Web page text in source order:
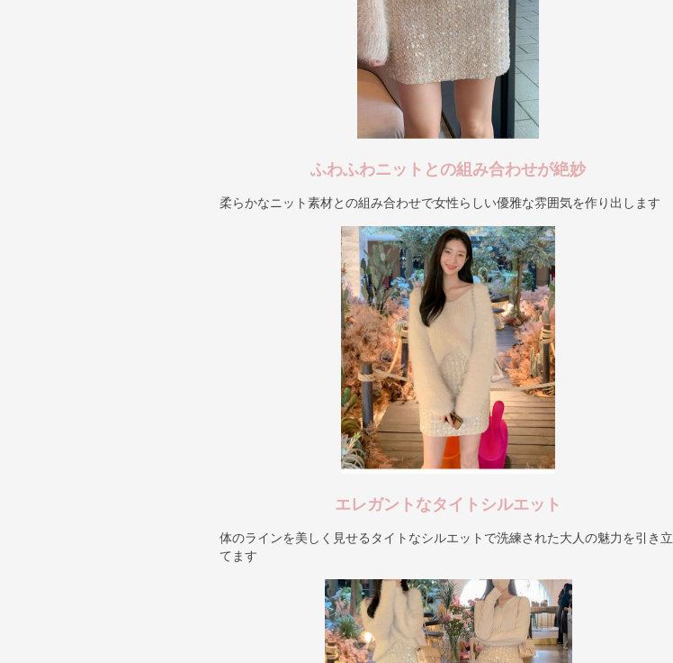
ふわふわニットとの組み合わせが絶妙
柔らかなニット素材との組み合わせで女性らしい優雅な雰囲気を作り出します
エレガントなタイトシルエット
体のラインを美しく見せるタイトなシルエットで洗練された大人の魅力を引き立
てます